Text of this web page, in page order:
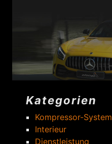
Kategorien
Kompressor-System
Interieur
Dienstleistung